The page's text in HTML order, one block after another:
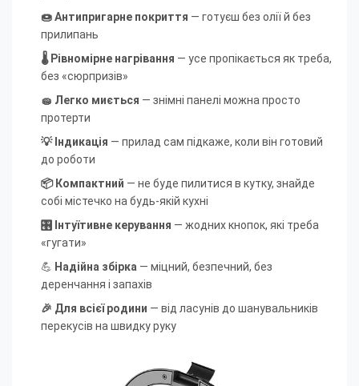
🍩 Антипригарне покриття — готуєш без олії й без
прилипань
🌡 Рівномірне нагрівання — усе пропікається як треба,
без «сюрпризів»
🧽 Легко миється — знімні панелі можна просто
протерти
💡 Індикація — прилад сам підкаже, коли він готовий
до роботи
📦 Компактний — не буде пилитися в кутку, знайде
собі містечко на будь-якій кухні
🎛 Інтуїтивне керування — жодних кнопок, які треба
«гугати»
💪 Надійна збірка — міцний, безпечний, без
деренчання і запахів
🎉 Для всієї родини — від ласунів до шанувальників
перекусів на швидку руку